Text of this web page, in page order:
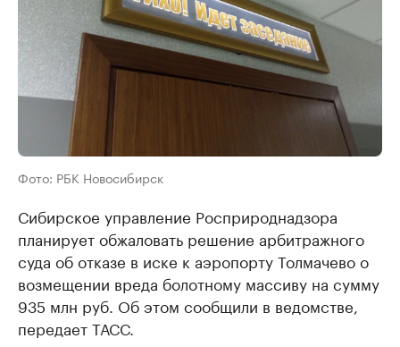
Фото: РБК Новосибирск
Сибирское управление Росприроднадзора
планирует обжаловать решение арбитражного
суда об отказе в иске к аэропорту Толмачево о
возмещении вреда болотному массиву на сумму
935 млн руб. Об этом сообщили в ведомстве,
передает ТАСС.